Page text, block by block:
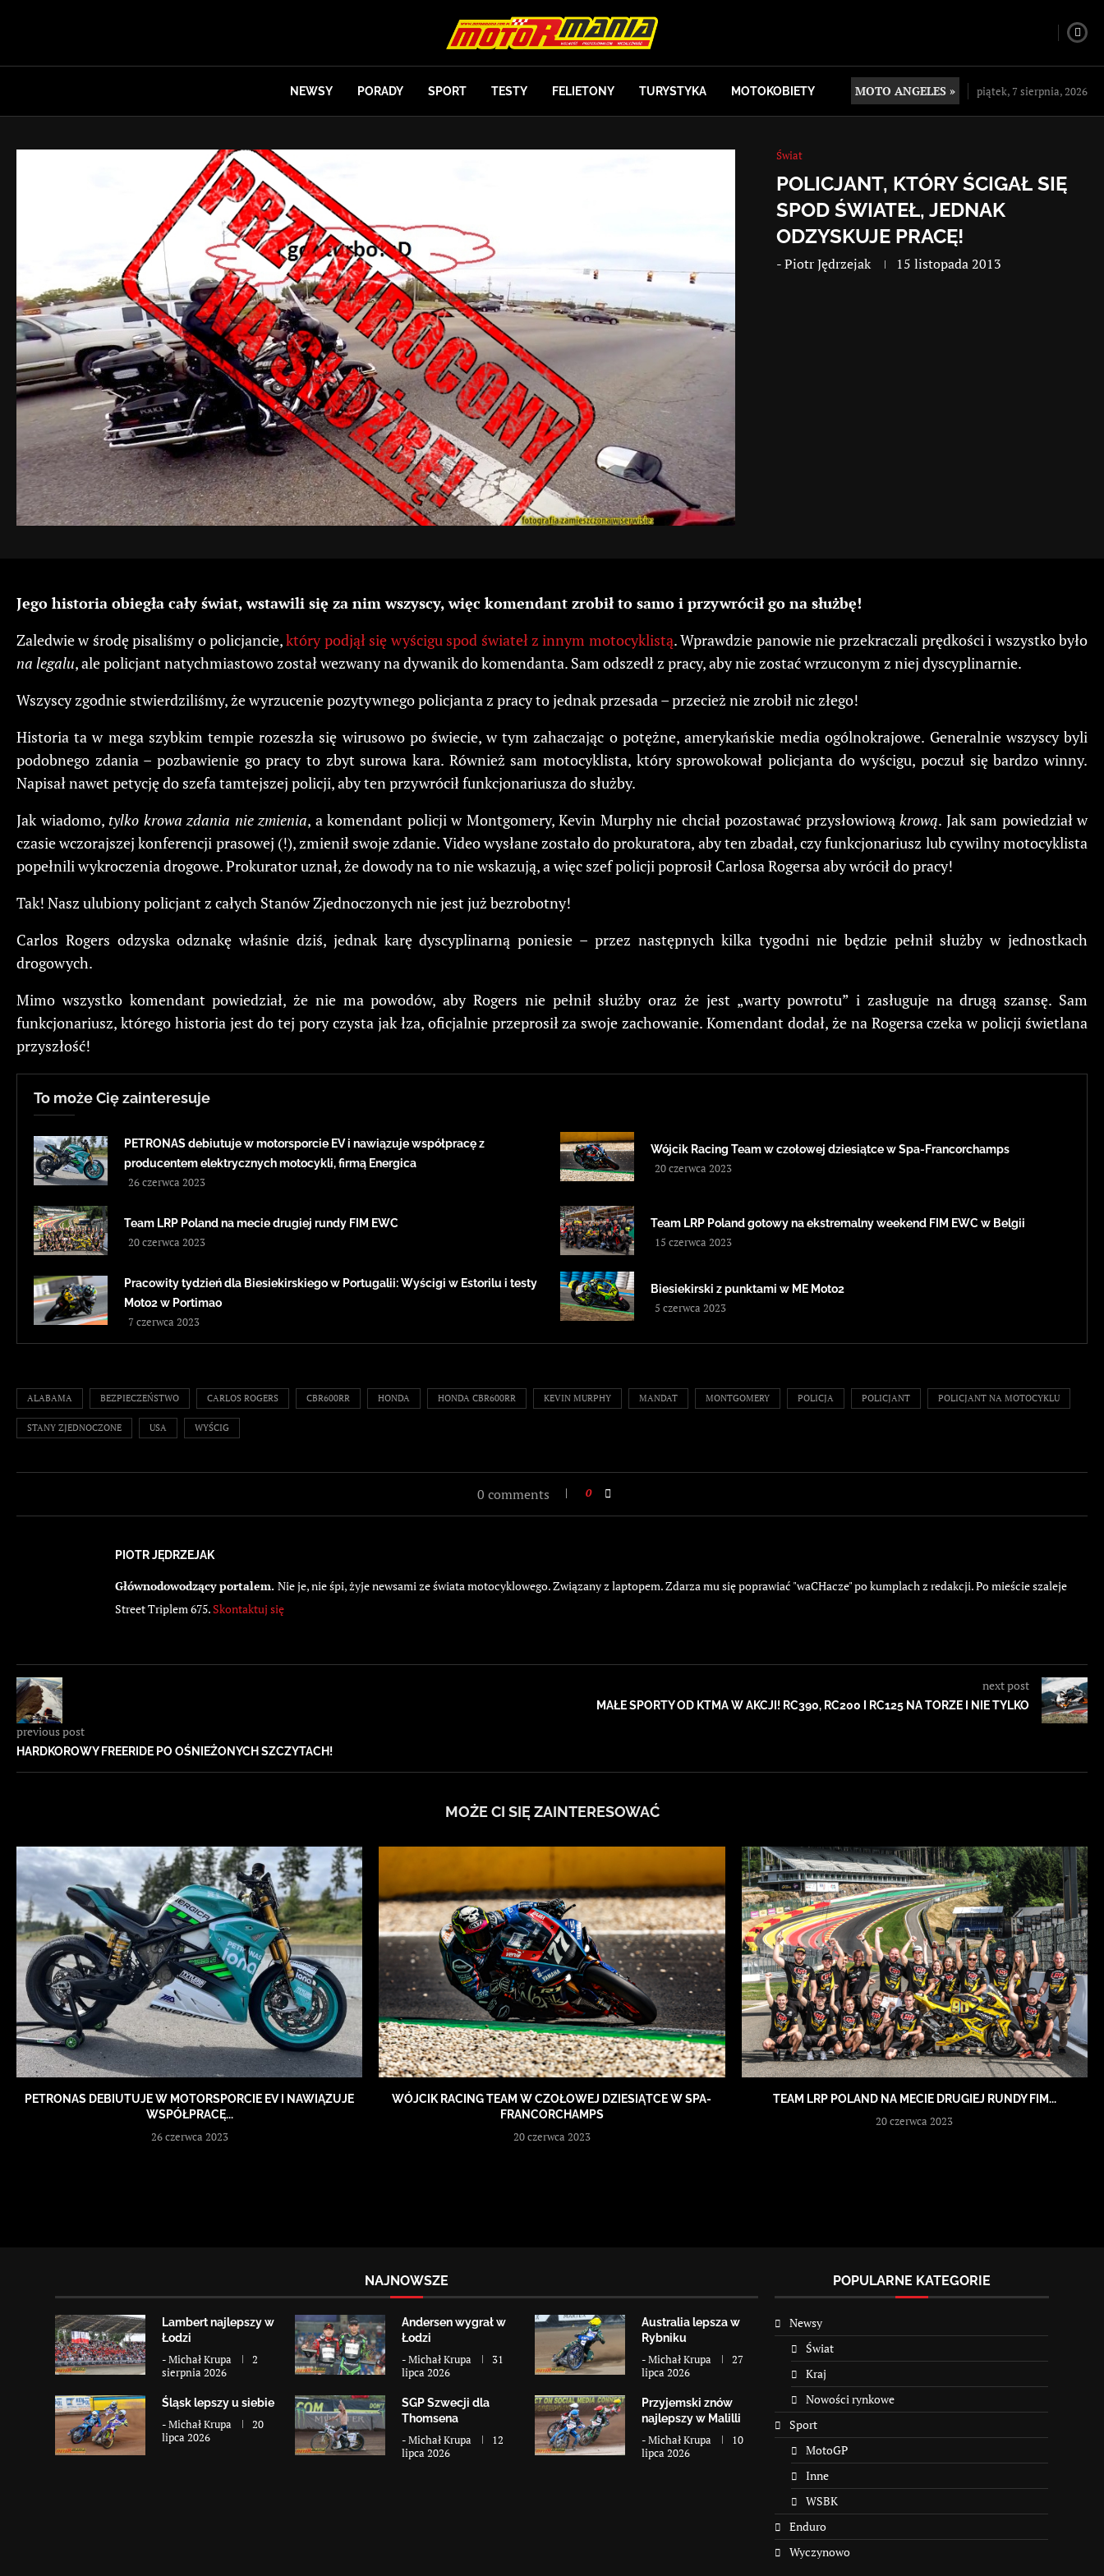
NEWSY PORADY SPORT TESTY FELIETONY TURYSTYKA MOTOKOBIETY MOTO ANGELES » piątek, 7 sierpnia, 2026
Świat
POLICJANT, KTÓRY ŚCIGAŁ SIĘ
SPOD ŚWIATEŁ, JEDNAK
ODZYSKUJE PRACĘ!
-Piotr Jędrzejak 15 listopada 2013
Jego historia obiegła cały świat, wstawili się za nimwszyscy, więc komendant zrobił to samo i przywrócił go na służbę!
Zaledwie w środę pisaliśmy o policjancie,który podjął się wyścigu spod świateł z innym motocyklistą. Wprawdzie panowie nie przekraczali prędkości i wszystko było
na legalu, ale policjant natychmiastowo został wezwany na dywanik do komendanta. Sam odszedł z pracy, aby nie zostać wrzuconym z niej dyscyplinarnie.
Wszyscy zgodnie stwierdziliśmy, że wyrzucenie pozytywnego policjanta z pracy to jednak przesada – przecież nie zrobił nic złego!
Historia ta w mega szybkim tempie rozeszła się wirusowo po świecie, w tym zahaczając o potężne, amerykańskie media ogólnokrajowe. Generalnie wszyscy byli
podobnego zdania – pozbawienie go pracy to zbyt surowa kara. Również sam motocyklista, który sprowokował policjanta do wyścigu, poczuł się bardzo winny.
Napisał nawet petycję do szefa tamtejszej policji, aby ten przywrócił funkcjonariusza do służby.
Jak wiadomo, tylko krowa zdania nie zmienia, a komendant policji w Montgomery, Kevin Murphy nie chciał pozostawać przysłowiową krową. Jak sam powiedział w
czasie wczorajszej konferencji prasowej (!), zmienił swoje zdanie. Video wysłane zostało do prokuratora, aby ten zbadał, czy funkcjonariusz lub cywilny motocyklista
popełnili wykroczenia drogowe. Prokurator uznał, że dowody na to nie wskazują, a więc szef policji poprosił Carlosa Rogersa aby wrócił do pracy!
Tak! Nasz ulubiony policjant z całych Stanów Zjednoczonych nie jest już bezrobotny!
Carlos Rogers odzyska odznakę właśnie dziś, jednak karę dyscyplinarną poniesie – przez następnych kilka tygodni nie będzie pełnił służby w jednostkach
drogowych.
Mimo wszystko komendant powiedział, że nie ma powodów, aby Rogers nie pełnił służby oraz że jest „warty powrotu” i zasługuje na drugą szansę. Sam
funkcjonariusz, którego historia jest do tej pory czysta jak łza, oficjalnie przeprosił za swoje zachowanie. Komendant dodał, że na Rogersa czeka w policji świetlana
przyszłość!
To może Cię zainteresuje
PETRONAS debiutuje w motorsporcie EV i nawiązuje współpracę z
producentem elektrycznych motocykli, firmą Energica
26 czerwca 2023
Wójcik Racing Team w czołowej dziesiątce w Spa-Francorchamps
20 czerwca 2023
Team LRP Poland na mecie drugiej rundy FIM EWC
20 czerwca 2023
Team LRP Poland gotowy na ekstremalny weekend FIM EWC w Belgii
15 czerwca 2023
Pracowity tydzień dla Biesiekirskiego w Portugalii: Wyścigi w Estorilu i testy
Moto2 w Portimao
7 czerwca 2023
Biesiekirski z punktami w ME Moto2
5 czerwca 2023
ALABAMA BEZPIECZEŃSTWO CARLOS ROGERS CBR600RR HONDA HONDA CBR600RR KEVIN MURPHY MANDAT MONTGOMERY POLICJA POLICJANT POLICJANT NA MOTOCYKLU
STANY ZJEDNOCZONE USA WYŚCIG
0 comments 0
PIOTR JĘDRZEJAK
Głównodowodzący portalem. Nie je, nie śpi, żyje newsami ze świata motocyklowego. Związany z laptopem. Zdarza mu się poprawiać "waCHacze" po kumplach z redakcji. Po mieście szaleje
Street Triplem 675. Skontaktuj się
previous post
HARDKOROWY FREERIDE PO OŚNIEŻONYCH SZCZYTACH!
next post
MAŁE SPORTY OD KTMA W AKCJI! RC390, RC200 I RC125 NA TORZE I NIE TYLKO
MOŻE CI SIĘ ZAINTERESOWAĆ
PETRONAS DEBIUTUJE W MOTORSPORCIE EV I NAWIĄZUJE
WSPÓŁPRACĘ...
26 czerwca 2023
WÓJCIK RACING TEAM W CZOŁOWEJ DZIESIĄTCE W SPA-
FRANCORCHAMPS
20 czerwca 2023
TEAM LRP POLAND NA MECIE DRUGIEJ RUNDY FIM...
20 czerwca 2023
NAJNOWSZE
Lambert najlepszy w
Łodzi
-Michał Krupa
2
sierpnia 2026
Andersen wygrał w
Łodzi
-Michał Krupa
31
lipca 2026
Australia lepsza w
Rybniku
-Michał Krupa
27
lipca 2026
Śląsk lepszy u siebie
-Michał Krupa
20
lipca 2026
SGP Szwecji dla
Thomsena
-Michał Krupa
12
lipca 2026
Przyjemski znów
najlepszy w Malilli
-Michał Krupa
10
lipca 2026
POPULARNE KATEGORIE
Newsy
Świat
Kraj
Nowości rynkowe
Sport
MotoGP
Inne
WSBK
Enduro
Wyczynowo